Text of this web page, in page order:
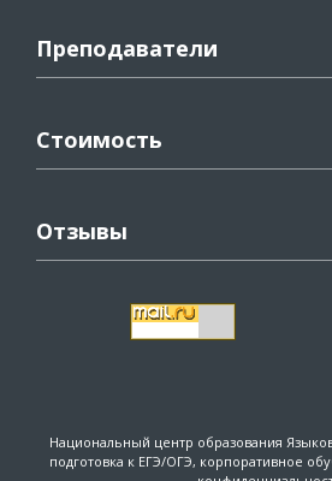
Преподаватели
Стоимость
Отзывы
Национальный центр образования
подготовка к ЕГЭ/ОГЭ, корпоративное